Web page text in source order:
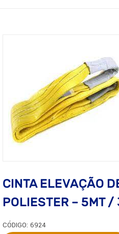
CINTA ELEVAÇÃO
POLIESTER – 5MT /
CÓDIGO: 6924